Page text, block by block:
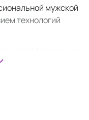
мужской
технологий